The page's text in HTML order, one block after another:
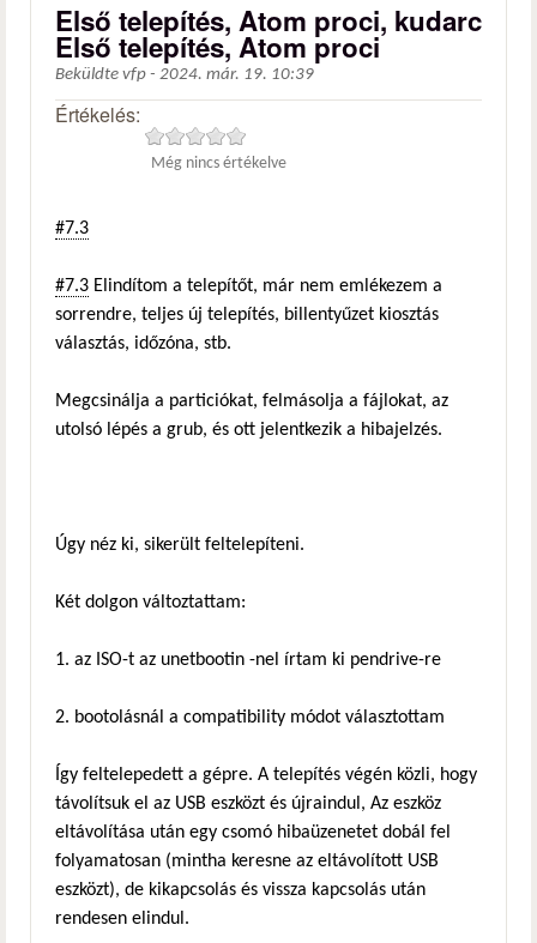
Első telepítés, Atom proci, kudarc
Első telepítés, Atom proci
Beküldte vfp - 2024. már. 19. 10:39
Értékelés:
Még nincs értékelve
#7.3
#7.3 Elindítom a telepítőt, már nem emlékezem a
sorrendre, teljes új telepítés, billentyűzet kiosztás
választás, időzóna, stb.
Megcsinálja a particiókat, felmásolja a fájlokat, az
utolsó lépés a grub, és ott jelentkezik a hibajelzés.
Úgy néz ki, sikerült feltelepíteni.
Két dolgon változtattam:
1. az ISO-t az unetbootin -nel írtam ki pendrive-re
2. bootolásnál a compatibility módot választottam
Így feltelepedett a gépre. A telepítés végén közli, hogy
távolítsuk el az USB eszközt és újraindul, Az eszköz
eltávolítása után egy csomó hibaüzenetet dobál fel
folyamatosan (mintha keresne az eltávolított USB
eszközt), de kikapcsolás és vissza kapcsolás után
rendesen elindul.